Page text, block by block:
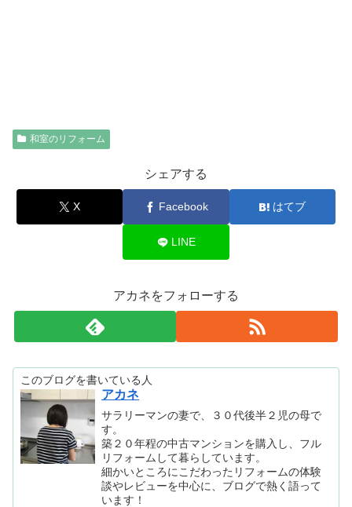
和室のリフォーム
シェアする
X Facebook はてブ
LINE
アカネをフォローする
このブログを書いている人
アカネ
サラリーマンの妻で、３０代後半２児の母で
す。
築２０年程の中古マンションを購入し、フル
リフォームして暮らしています。
細かいところにこだわったリフォームの体験
談やレビューを中心に、ブログで熱く語って
います！